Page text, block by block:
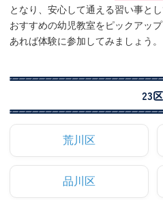
となり、安心して通える習い事と
おすすめの幼児教室をピックアッ
あれば体験に参加してみましょう。
23区
荒川区
品川区